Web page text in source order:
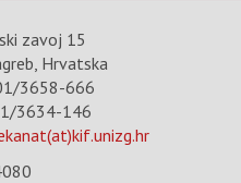
zavoj 15
Hrvatska
3658-666
3634-146